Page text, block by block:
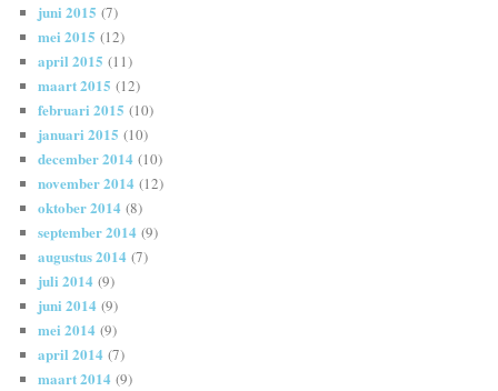
juni 2015 (7)
mei 2015 (12)
april 2015 (11)
maart 2015 (12)
februari 2015 (10)
januari 2015 (10)
december 2014 (10)
november 2014 (12)
oktober 2014 (8)
september 2014 (9)
augustus 2014 (7)
juli 2014 (9)
juni 2014 (9)
mei 2014 (9)
april 2014 (7)
maart 2014 (9)